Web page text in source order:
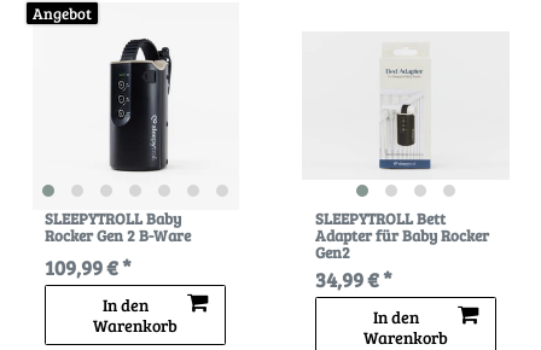
Angebot
SLEEPYTROLL Baby
Rocker Gen 2 B-Ware
109,99 € *
In den
Warenkorb
SLEEPYTROLL Bett
Adapter für Baby Rocker
Gen2
34,99 € *
In den
Warenkorb